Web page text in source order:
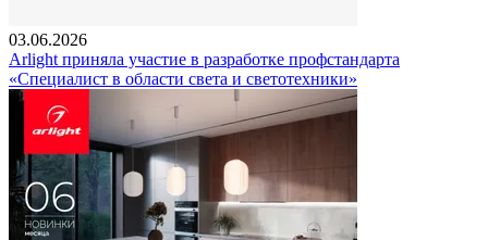
03.06.2026
Arlight приняла участие в разработке профстандарта
«Специалист в области света и светотехники»